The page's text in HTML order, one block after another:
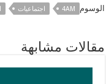
الوسوم 4AM اجتماعيات
مقالات مشابهة